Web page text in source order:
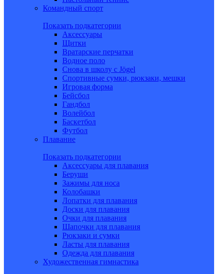
Командный спорт
Показать подкатегории
Аксессуары
Щитки
Вратарские перчатки
Водное поло
Снова в школу c Jögel
Спортивные сумки, рюкзаки, мешки
Игровая форма
Бейсбол
Гандбол
Волейбол
Баскетбол
Футбол
Плавание
Показать подкатегории
Аксессуары для плавания
Беруши
Зажимы для носа
Колобашки
Лопатки для плавания
Доски для плавания
Очки для плавания
Шапочки для плавания
Рюкзаки и сумки
Ласты для плавания
Одежда для плавания
Художественная гимнастика